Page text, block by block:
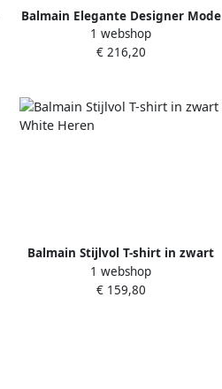
Balmain Elegante Designer Mode
Jas Orange Heren
1 webshop
€ 216,20
Balmain Stijlvol T-shirt in zwart
White Heren
1 webshop
€ 159,80